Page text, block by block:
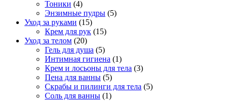
Тоники (4)
Энзимные пудры (5)
Уход за руками (15)
Крем для рук (15)
Уход за телом (20)
Гель для душа (5)
Интимная гигиена (1)
Крем и лосьоны для тела (3)
Пена для ванны (5)
Скрабы и пилинги для тела (5)
Соль для ванны (1)